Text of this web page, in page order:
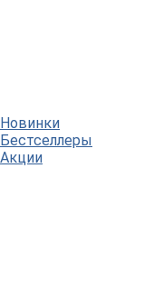
Новинки
Бестселлеры
Акции